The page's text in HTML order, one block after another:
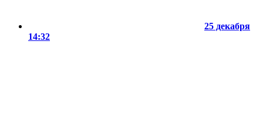
25 декабря
14:32